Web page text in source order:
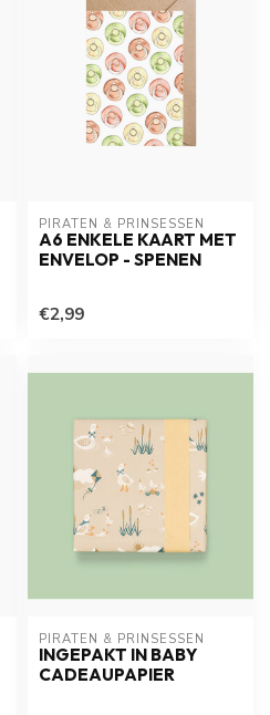
PIRATEN & PRINSESSEN
A6 ENKELE KAART MET
ENVELOP - SPENEN
€2,99
PIRATEN & PRINSESSEN
INGEPAKT IN BABY
CADEAUPAPIER